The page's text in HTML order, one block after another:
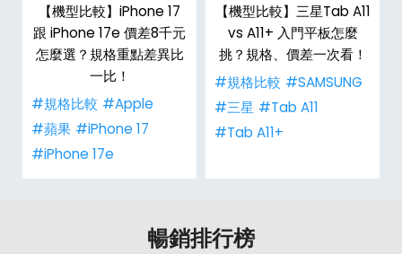
【機型比較】iPhone 17
跟 iPhone 17e 價差8千元
怎麼選？規格重點差異比
一比！
#規格比較 #Apple
#蘋果 #iPhone 17
#iPhone 17e
【機型比較】三星Tab A11
vs A11+ 入門平板怎麼
挑？規格、價差一次看！
#規格比較 #SAMSUNG
#三星 #Tab A11
#Tab A11+
暢銷排行榜